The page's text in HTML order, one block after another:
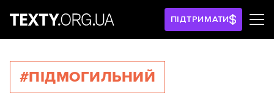
ПІДТРИМАТИ
#ПІДМОГИЛЬНИЙ